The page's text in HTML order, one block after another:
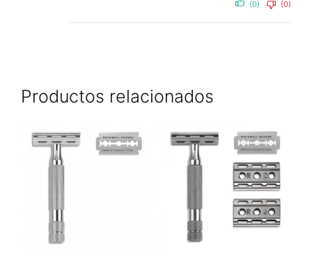
(0) (0)
Productos relacionados